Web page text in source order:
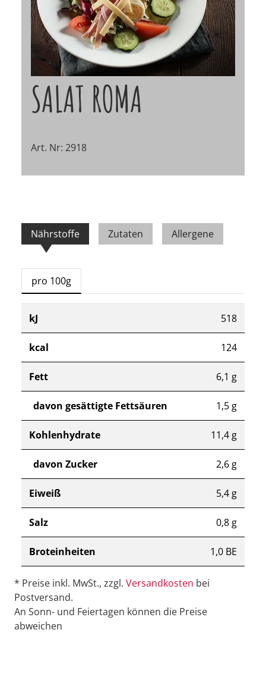
SALAT ROMA
Art. Nr: 2918
Nährstoffe Zutaten Allergene
pro 100g
kJ 518
kcal 124
Fett 6,1 g
davon gesättigte Fettsäuren 1,5 g
Kohlenhydrate 11,4 g
davon Zucker 2,6 g
Eiweiß 5,4 g
Salz 0,8 g
Broteinheiten 1,0 BE
* Preise inkl. MwSt., zzgl. Versandkosten bei
Postversand.
An Sonn- und Feiertagen können die Preise
abweichen